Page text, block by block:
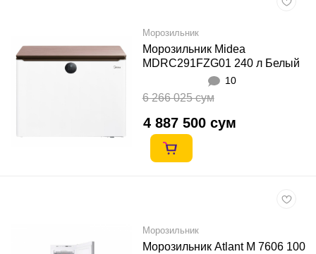
Морозильник
Морозильник Midea
MDRC291FZG01 240 л Белый
10
6 266 025 сум
4 887 500 сум
Морозильник
Морозильник Atlant M 7606 100